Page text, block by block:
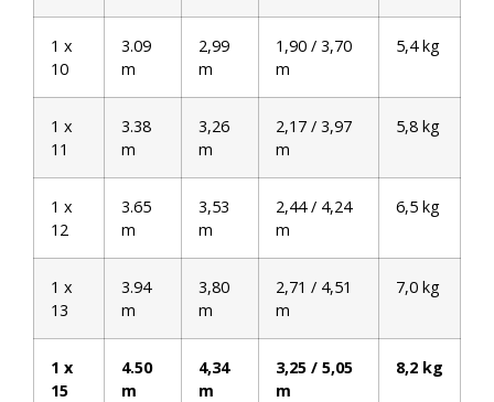
1 x
10
3.09
m
2,99
m
1,90 / 3,70
m
5,4 kg
1 x
11
3.38
m
3,26
m
2,17 / 3,97
m
5,8 kg
1 x
12
3.65
m
3,53
m
2,44 / 4,24
m
6,5 kg
1 x
13
3.94
m
3,80
m
2,71 / 4,51
m
7,0 kg
1 x
15
4.50
m
4,34
m
3,25 / 5,05
m
8,2 kg